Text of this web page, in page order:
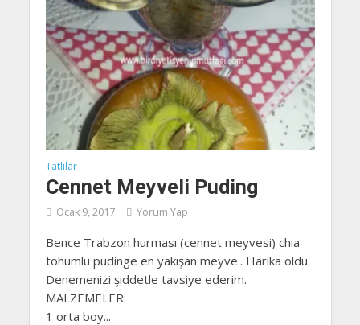
Tatlılar
Cennet Meyveli Puding
Ocak 9, 2017 Yorum Yap
Bence Trabzon hurması (cennet meyvesi) chia
tohumlu pudinge en yakışan meyve.. Harika oldu.
Denemenizi şiddetle tavsiye ederim.
MALZEMELER:
1 orta boy...